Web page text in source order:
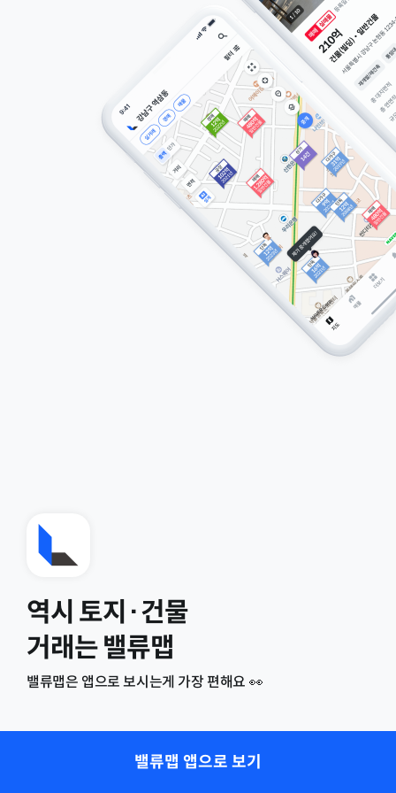
역시 토지·건물
거래는 밸류맵
밸류맵은 앱으로 보시는게 가장 편해요 👀
밸류맵 앱으로 보기